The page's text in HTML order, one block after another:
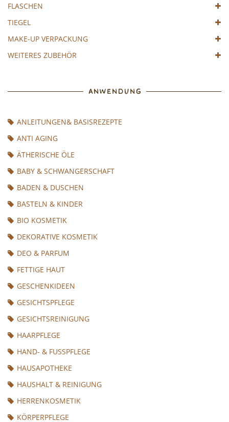
FLASCHEN
TIEGEL
MAKE-UP VERPACKUNG
WEITERES ZUBEHÖR
ANWENDUNG
ANLEITUNGEN& BASISREZEPTE
ANTI AGING
ÄTHERISCHE ÖLE
BABY & SCHWANGERSCHAFT
BADEN & DUSCHEN
BASTELN & KINDER
BIO KOSMETIK
DEKORATIVE KOSMETIK
DEO & PARFUM
FETTIGE HAUT
GESCHENKIDEEN
GESICHTSPFLEGE
GESICHTSREINIGUNG
HAARPFLEGE
HAND- & FUSSPFLEGE
HAUSAPOTHEKE
HAUSHALT & REINIGUNG
HERRENKOSMETIK
KÖRPERPFLEGE